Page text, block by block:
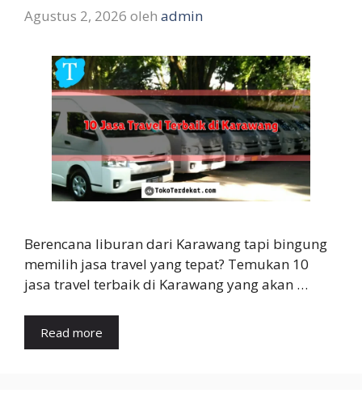
Agustus 2, 2026 oleh admin
Berencana liburan dari Karawang tapi bingung
memilih jasa travel yang tepat? Temukan 10
jasa travel terbaik di Karawang yang akan …
Read more